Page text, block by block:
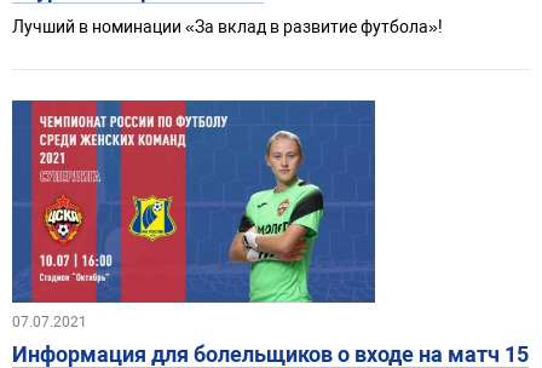
Лучший в номинации «За вклад в развитие футбола»!
07.07.2021
Информация для болельщиков о входе на матч 15